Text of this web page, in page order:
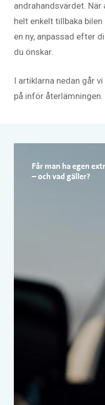
andrahandsvärdet.
helt enkelt tillbaka
en ny, anpassad efter
du önskar.
I artiklarna nedan går
på inför återlämningen.
Får man ha egen
– och vad gäller?